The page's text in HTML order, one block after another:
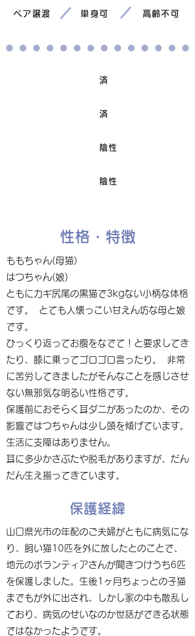
ペア譲渡 単身可 高齢不可
済
済
陰性
陰性
性格・特徴
ももちゃん(母猫)
はつちゃん(娘)
ともにカギ尻尾の黒猫で3kgない小柄な体格
です。 とても人懐っこい甘えん坊な母と娘
です。
ひっくり返ってお腹をなでて！と要求してき
たり、膝に乗ってゴロゴロ言ったり。 非常
に苦労してきましたがそんなことを感じさせ
ない無邪気な明るい性格です。
保護前におそらく耳ダニがあったのか、その
影響ではつちゃんは少し頭を傾げています。
生活に支障はありません。
耳に多少かさぶたや脱毛がありますが、だん
だん生え揃ってきています。
保護経緯
山口県光市の年配のご夫婦がともに病気にな
り、飼い猫10匹を外に放したとのことで、
地元のボランティアさんが聞きつけうち6匹
を保護しました。生後1ヶ月ちょっとの子猫
までもが外に出され、しかし家の中も散乱し
ており、病気のせいなのか世話ができる状態
ではなかったようです。